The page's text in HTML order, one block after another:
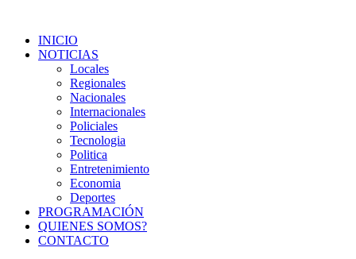
INICIO
NOTICIAS
Locales
Regionales
Nacionales
Internacionales
Policiales
Tecnologia
Politica
Entretenimiento
Economia
Deportes
PROGRAMACIÓN
QUIENES SOMOS?
CONTACTO